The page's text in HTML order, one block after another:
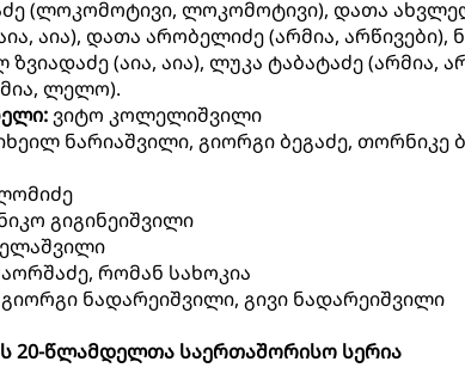
(ლოკომოტივი, ლოკომოტივი), დათა
აია), დათა არობელიძე (არმია,
(აია, აია), ლუკა ტაბატაძე (არმია,
ლელო).
ვიტო კოლელიშვილი
ნარიაშვილი, გიორგი ბეგაძე, თორნიკე
გიგინეიშვილი
რომან სახოკია
გიორგი ნადარეიშვილი, გივი ნადარეიშვილი
20-წლამდელთა საერთაშორისო სერია